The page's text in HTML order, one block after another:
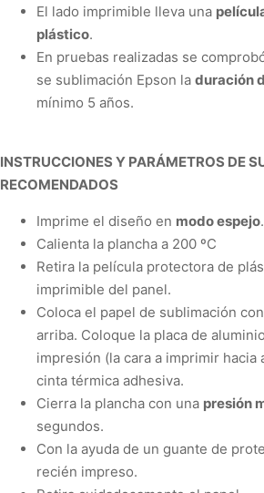
El lado imprimible lleva una
plástico.
En pruebas realizadas se
se sublimación Epson la duración
mínimo 5 años.
INSTRUCCIONES Y PARÁMETROS DE
RECOMENDADOS
Imprime el diseño en modo espejo.
Calienta la plancha a 200 ºC
Retira la película protectora de
imprimible del panel.
Coloca el papel de sublimación
arriba. Coloque la placa de
impresión (la cara a imprimir hacia
cinta térmica adhesiva.
Cierra la plancha con una presión
segundos.
Con la ayuda de un guante de
recién impreso.